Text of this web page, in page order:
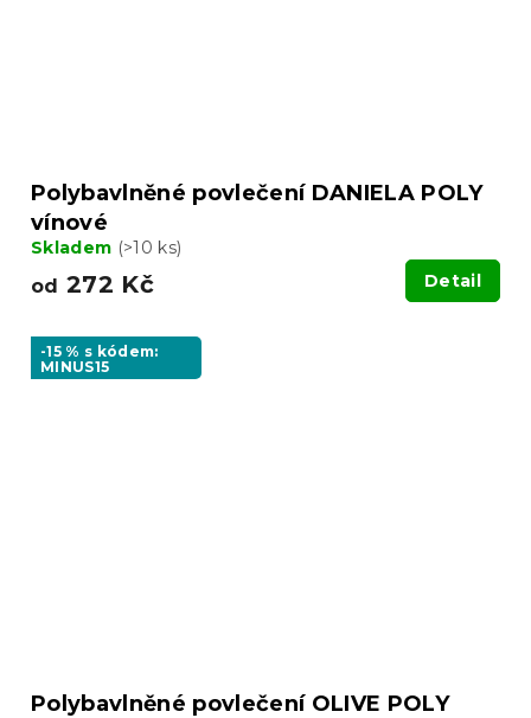
Polybavlněné povlečení DANIELA POLY
vínové
Skladem (>10 ks)
od 272 Kč Detail
-15 % s kódem:
MINUS15
Polybavlněné povlečení OLIVE POLY